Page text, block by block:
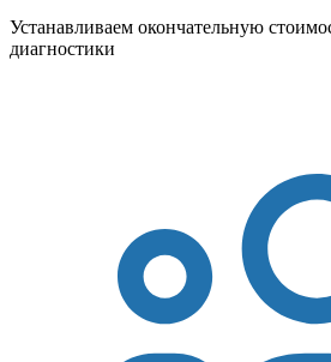
Устанавливаем окончательную
диагностики